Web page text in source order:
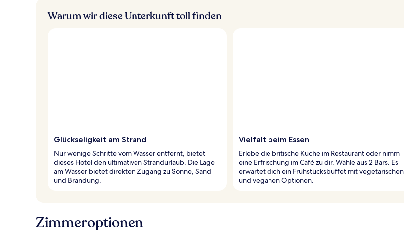
Warum wir diese Unterkunft toll finden
Glückseligkeit am Strand
Nur wenige Schritte vom Wasser entfernt, bietet
dieses Hotel den ultimativen Strandurlaub. Die Lage
am Wasser bietet direkten Zugang zu Sonne, Sand
und Brandung.
Vielfalt beim Essen
Erlebe die britische Küche im Restaurant oder nimm
eine Erfrischung im Café zu dir. Wähle aus 2 Bars. Es
erwartet dich ein Frühstücksbuffet mit vegetarischen
und veganen Optionen.
Zimmeroptionen